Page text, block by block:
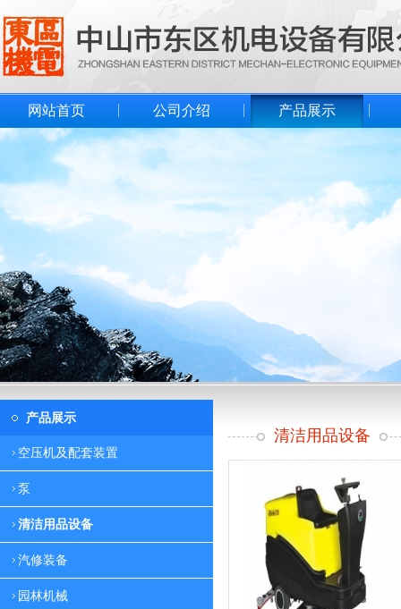
网站首页 公司介绍 产品展示
产品展示
空压机及配套装置
泵
清洁用品设备
汽修装备
园林机械
清洁用品设备